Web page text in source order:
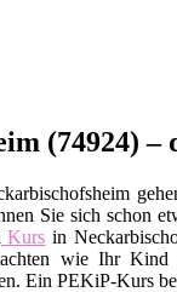
(74924)
Sie sich schon
Kurs in
wie Ihr
Ein PEKiP-Kurs